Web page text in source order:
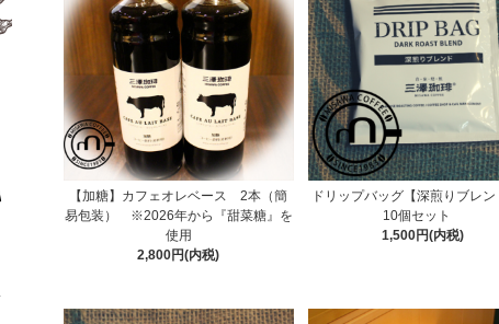
【加糖】カフェオレベース 2本（簡
易包装） ※2026年から『甜菜糖』を
使用
2,800円(内税)
ドリップバッグ【深煎りブレ
10個セット
1,500円(内税)